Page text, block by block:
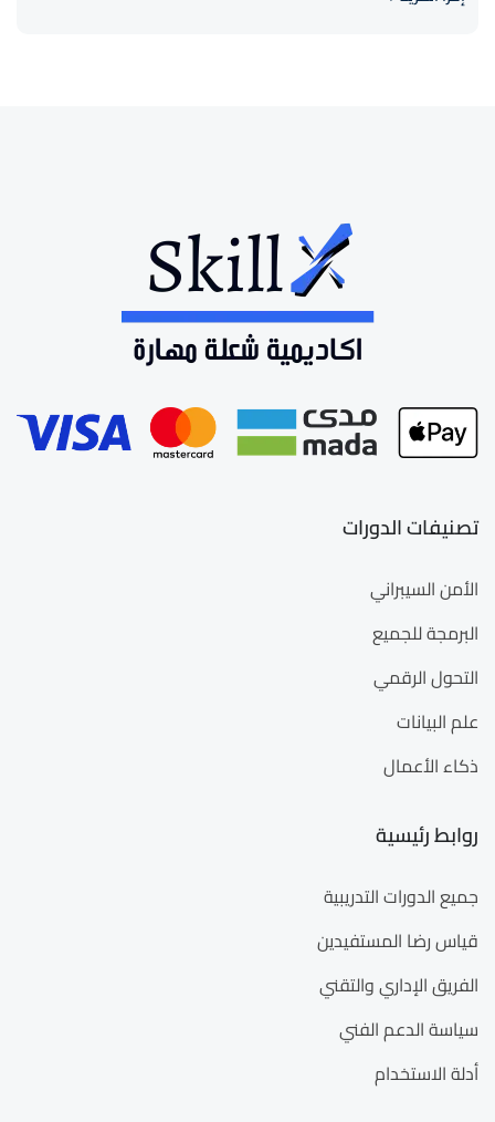
تصنيفات الدورات
الأمن السيبراني
البرمجة للجميع
التحول الرقمي
علم البيانات
ذكاء الأعمال
روابط رئيسية
جميع الدورات التدريبية
قياس رضا المستفيدين
الفريق الإداري والتقني
سياسة الدعم الفني
أدلة الاستخدام